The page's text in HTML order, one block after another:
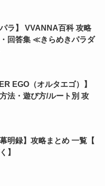
(5)
(8)
パラ】 VVANNA百科 攻略
・回答集 ≪きらめきパラダ
EGO（オルタエゴ）】
法・遊び方/ルート別 攻
幕明録】攻略まとめ 一覧【
】